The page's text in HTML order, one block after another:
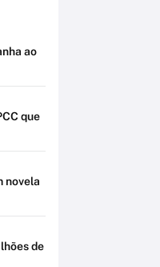
ao
que
novela
de